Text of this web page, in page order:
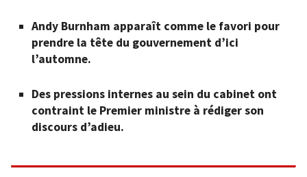
Andy Burnham apparaît comme le favori pour
prendre la tête du gouvernement d’ici
l’automne.
Des pressions internes au sein du cabinet ont
contraint le Premier ministre à rédiger son
discours d’adieu.